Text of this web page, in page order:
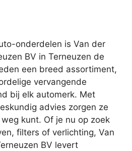
onderdelen is Van der
BV in Terneuzen de
een breed assortiment,
vervangende
bij elk automerk. Met
advies zorgen ze
kunt. Of je nu op zoek
filters of verlichting, Van
BV levert